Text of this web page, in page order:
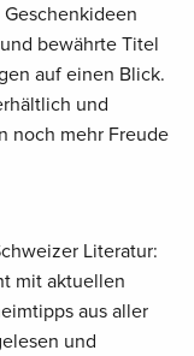
bewährte Titel
auf einen Blick.
und
noch mehr Freude
Literatur:
mit aktuellen
aus aller
und